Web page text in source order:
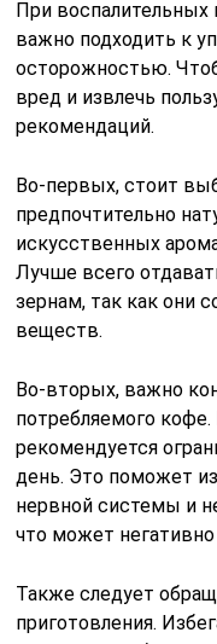
При воспалительных
важно подходить к
осторожностью.
вред и извлечь
рекомендаций.
Во-первых, стоит
предпочтительно
искусственных
Лучше всего
зернам, так как они
веществ.
Во-вторых, важно
потребляемого
рекомендуется
день. Это поможет
нервной системы и
что может негативно
Также следует
приготовления.